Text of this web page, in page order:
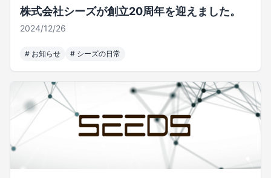
株式会社シーズが創立20周年を迎えました。
2024/12/26
# お知らせ # シーズの日常